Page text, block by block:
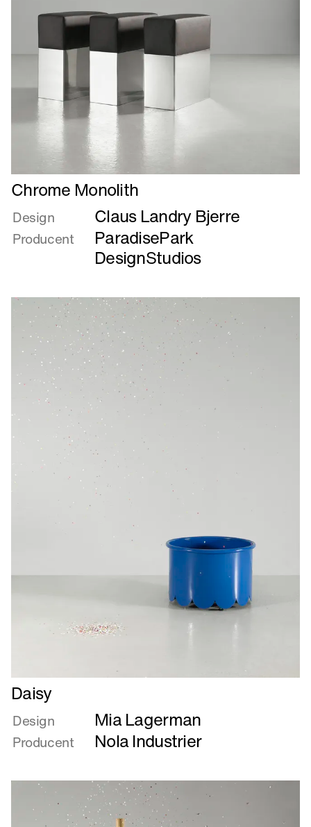
Læs
mere
om
Chrome
Monolith
Chrome Monolith
Design Claus Landry Bjerre
Producent
ParadisePark
DesignStudios
Læs
mere
om
Daisy
Daisy
Design Mia Lagerman
Producent Nola Industrier